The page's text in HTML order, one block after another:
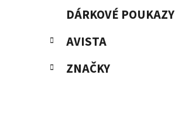
DÁRKOVÉ POUKAZY
AVISTA
ZNAČKY